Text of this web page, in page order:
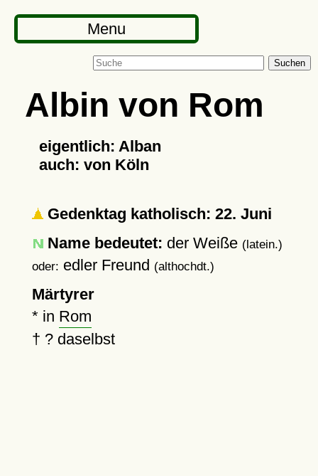
Menu
Suchen
Albin von Rom
eigentlich: Alban
auch: von Köln
Gedenktag katholisch: 22. Juni
Name bedeutet: der Weiße (latein.)
oder: edler Freund (althochdt.)
Märtyrer
* in Rom
† ?daselbst